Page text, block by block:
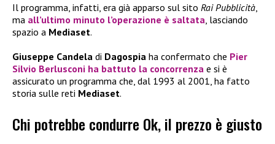
Il programma, infatti, era già apparso sul sito Rai Pubblicità
ma all’ultimo minuto l’operazione è saltata , lasciando
spazio a Mediaset.
Giuseppe Candela di Dagospia ha confermato che Pier
Silvio Berlusconi ha battuto la concorrenza e si è
assicurato un programma che, dal 1993 al 2001, ha fatto
storia sulle reti Mediaset.
Chi potrebbe condurre Ok, il prezzo è giusto